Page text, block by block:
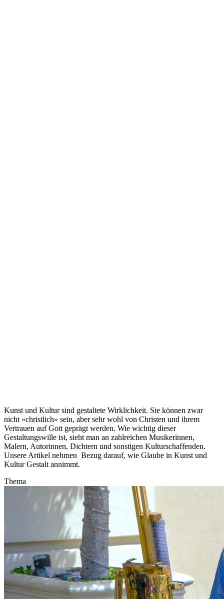
Kunst und Kultur sind gestaltete Wirklichkeit. Sie können zwar
nicht «christlich» sein, aber sehr wohl von Christen und ihrem
Vertrauen auf Gott geprägt werden. Wie wichtig dieser
Gestaltungswille ist, sieht man an zahlreichen Musikerinnen,
Malern, Autorinnen, Dichtern und sonstigen Kulturschaffenden.
Unsere Artikel nehmen Bezug darauf, wie Glaube in Kunst und
Kultur Gestalt annimmt.
Thema